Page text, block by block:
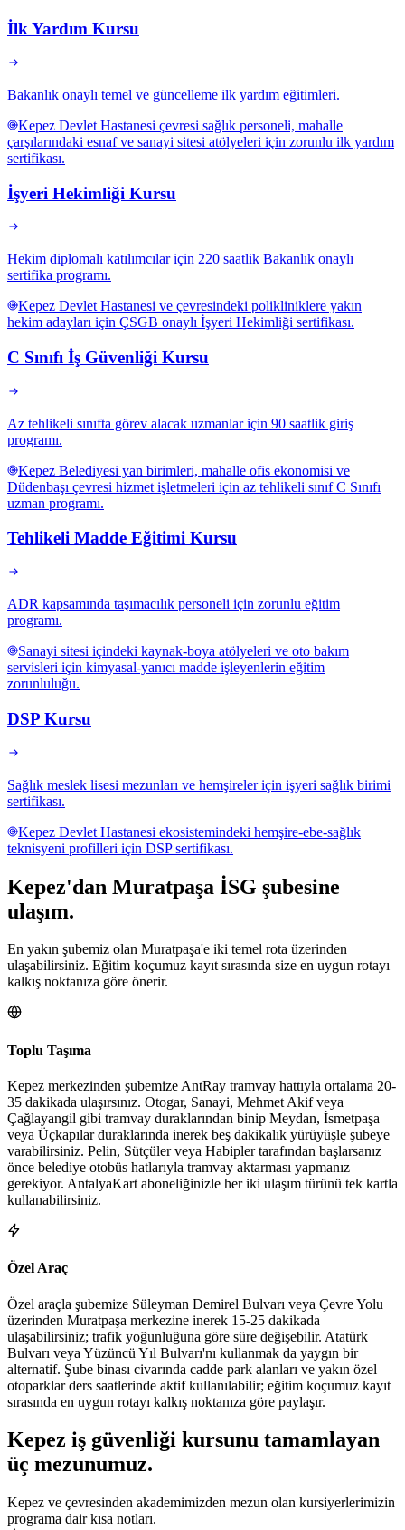
İlk Yardım Kursu
Bakanlık onaylı temel ve güncelleme ilk yardım eğitimleri.
Kepez Devlet Hastanesi çevresi sağlık personeli, mahalle
çarşılarındaki esnaf ve sanayi sitesi atölyeleri için zorunlu ilk yardım
sertifikası.
İşyeri Hekimliği Kursu
Hekim diplomalı katılımcılar için 220 saatlik Bakanlık onaylı
sertifika programı.
Kepez Devlet Hastanesi ve çevresindeki polikliniklere yakın
hekim adayları için ÇSGB onaylı İşyeri Hekimliği sertifikası.
C Sınıfı İş Güvenliği Kursu
Az tehlikeli sınıfta görev alacak uzmanlar için 90 saatlik giriş
programı.
Kepez Belediyesi yan birimleri, mahalle ofis ekonomisi ve
Düdenbaşı çevresi hizmet işletmeleri için az tehlikeli sınıf C Sınıfı
uzman programı.
Tehlikeli Madde Eğitimi Kursu
ADR kapsamında taşımacılık personeli için zorunlu eğitim
programı.
Sanayi sitesi içindeki kaynak-boya atölyeleri ve oto bakım
servisleri için kimyasal-yanıcı madde işleyenlerin eğitim
zorunluluğu.
DSP Kursu
Sağlık meslek lisesi mezunları ve hemşireler için işyeri sağlık birimi
sertifikası.
Kepez Devlet Hastanesi ekosistemindeki hemşire-ebe-sağlık
teknisyeni profilleri için DSP sertifikası.
Kepez'dan Muratpaşa İSG şubesine
ulaşım.
En yakın şubemiz olan Muratpaşa'e iki temel rota üzerinden
ulaşabilirsiniz. Eğitim koçumuz kayıt sırasında size en uygun rotayı
kalkış noktanıza göre önerir.
Toplu Taşıma
Kepez merkezinden şubemize AntRay tramvay hattıyla ortalama 20-
35 dakikada ulaşırsınız. Otogar, Sanayi, Mehmet Akif veya
Çağlayangil gibi tramvay duraklarından binip Meydan, İsmetpaşa
veya Üçkapılar duraklarında inerek beş dakikalık yürüyüşle şubeye
varabilirsiniz. Pelin, Sütçüler veya Habipler tarafından başlarsanız
önce belediye otobüs hatlarıyla tramvay aktarması yapmanız
gerekiyor. AntalyaKart aboneliğinizle her iki ulaşım türünü tek kartla
kullanabilirsiniz.
Özel Araç
Özel araçla şubemize Süleyman Demirel Bulvarı veya Çevre Yolu
üzerinden Muratpaşa merkezine inerek 15-25 dakikada
ulaşabilirsiniz; trafik yoğunluğuna göre süre değişebilir. Atatürk
Bulvarı veya Yüzüncü Yıl Bulvarı'nı kullanmak da yaygın bir
alternatif. Şube binası civarında cadde park alanları ve yakın özel
otoparklar ders saatlerinde aktif kullanılabilir; eğitim koçumuz kayıt
sırasında en uygun rotayı kalkış noktanıza göre paylaşır.
Kepez iş güvenliği kursunu tamamlayan
üç mezunumuz.
Kepez ve çevresinden akademimizden mezun olan kursiyerlerimizin
programa dair kısa notları.